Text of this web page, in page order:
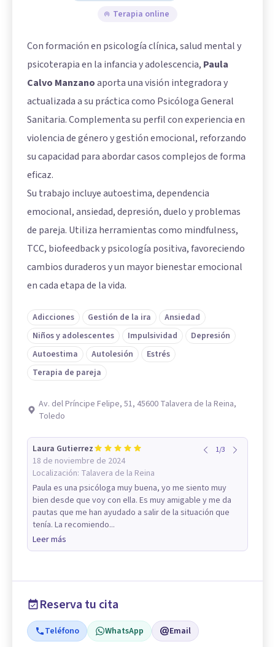
Terapia online
Con formación en psicología clínica, salud mental y
psicoterapia en la infancia y adolescencia, Paula
Calvo Manzanoaporta una visión integradora y
actualizada a su práctica como Psicóloga General
Sanitaria. Complementa su perfil con experiencia en
violencia de género y gestión emocional, reforzando
su capacidad para abordar casos complejos de forma
eficaz.
Su trabajo incluye autoestima, dependencia
emocional, ansiedad, depresión, duelo y problemas
de pareja. Utiliza herramientas como mindfulness,
TCC, biofeedback y psicología positiva, favoreciendo
cambios duraderos y un mayor bienestar emocional
en cada etapa de la vida.
Adicciones Gestión de la ira
Ansiedad
Niños y adolescentes
Impulsividad
Depresión
Autoestima
Autolesión
Estrés
Terapia de pareja
Av. del Príncipe Felipe, 51, 45600 Talavera de la Reina,
Toledo
Laura Gutierrez
18 de noviembre de 2024
Localización: Talavera de la Reina
1/3
Paula es una psicóloga muy buena, yo me siento muy
bien desde que voy con ella. Es muy amigable y me da
pautas que me han ayudado a salir de la situación que
tenía. La recomiendo...
Leer más
Reserva tu cita
Teléfono WhatsApp Email